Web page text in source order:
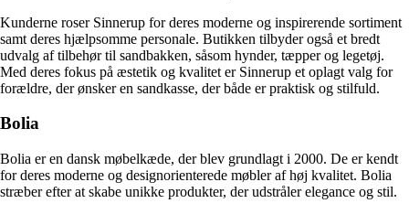
Kunderne roser Sinnerup for deres moderne og inspirerende sortiment
samt deres hjælpsomme personale. Butikken tilbyder også et bredt
udvalg af tilbehør til sandbakken, såsom hynder, tæpper og legetøj.
Med deres fokus på æstetik og kvalitet er Sinnerup et oplagt valg for
forældre, der ønsker en sandkasse, der både er praktisk og stilfuld.
Bolia
Bolia er en dansk møbelkæde, der blev grundlagt i 2000. De er kendt
for deres moderne og designorienterede møbler af høj kvalitet. Bolia
stræber efter at skabe unikke produkter, der udstråler elegance og stil.